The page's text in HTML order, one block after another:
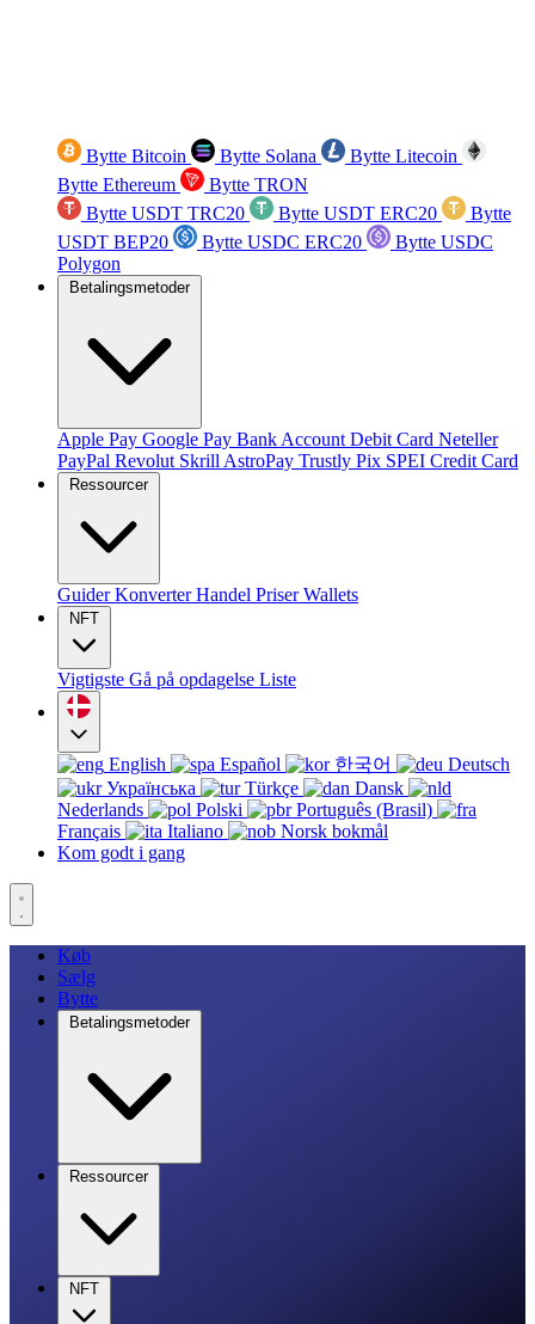
Bytte Bitcoin Bytte Solana
Bytte Litecoin
Bytte Ethereum
Bytte TRON
Bytte USDT TRC20
Bytte USDT ERC20
Bytte
USDT BEP20
Bytte USDC ERC20
Bytte USDC
Polygon
Betalingsmetoder
Apple Pay Google Pay Bank Account Debit Card Neteller
PayPal Revolut Skrill AstroPay Trustly Pix SPEI Credit Card
Ressourcer
GuiderKonverterHandel PriserWallets
NFT
Vigtigste Gå på opdagelse Liste
English Español 한국어
Deutsch
Українська
Türkçe
Dansk
Nederlands
Polski
Português (Brasil)
Français
Italiano
Norsk bokmål
Kom godt i gang
Køb
Sælg
Bytte
Betalingsmetoder
Ressourcer
NFT